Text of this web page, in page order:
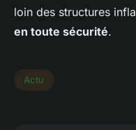
loin des structures
en toute sécurité.
Actu